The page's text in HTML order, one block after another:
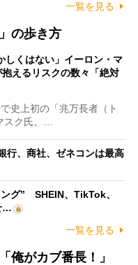
一覧を見る
の歩き方
しくはない」イーロン・マ
えるリスクの数々「絶対
史上初の「兆万長者（ト
スク氏。…
行、商社、ゼネコンは最高
グ” SHEIN、TikTok、
…
一覧を見る
俺がカブ番長！」